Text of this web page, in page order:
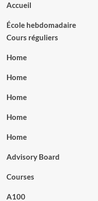
Accueil
École hebdomadaire
Cours réguliers
Home
Home
Home
Home
Home
Advisory Board
Courses
A100